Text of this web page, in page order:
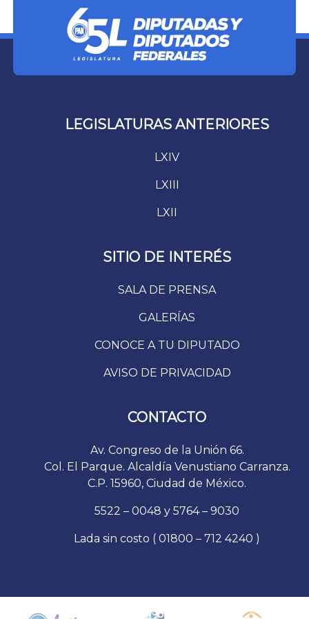
LEGISLATURAS ANTERIORES
LXIV
LXIII
LXII
SITIO DE INTERÉS
SALA DE PRENSA
GALERÍAS
CONOCE A TU DIPUTADO
AVISO DE PRIVACIDAD
CONTACTO
Av. Congreso de la Unión 66.
Col. El Parque. Alcaldía Venustiano Carranza.
C.P. 15960, Ciudad de México.
5522 – 0048 y 5764 – 9030
Lada sin costo ( 01800 – 712 4240 )